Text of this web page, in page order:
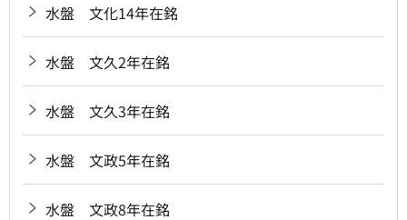
水盤 文化14年在銘
水盤 文久2年在銘
水盤 文久3年在銘
水盤 文政5年在銘
水盤 文政8年在銘